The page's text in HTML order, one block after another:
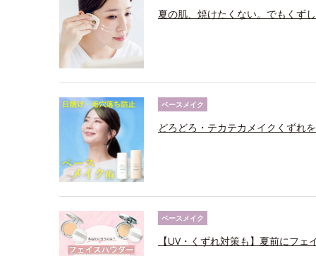
夏の肌、焼けたくない。でもくず
ベースメイク
どろどろ・テカテカメイクくずれ
ベースメイク
【UV・くずれ対策も】夏前にフェ